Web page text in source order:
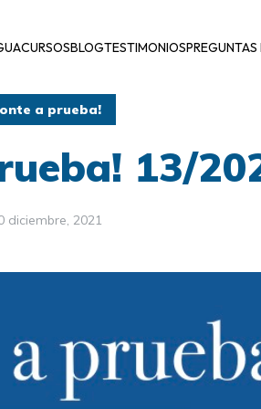
CURSOSBLOGTESTIMONIOSPREGUNTAS
a prueba!
13/
diciembre, 2021